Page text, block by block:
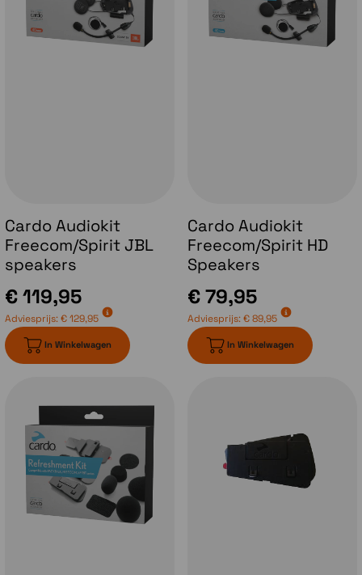
Cardo Audiokit
Freecom/Spirit JBL
speakers
€ 119,95
Adviesprijs:€ 129,95
In Winkelwagen
Cardo Audiokit
Freecom/Spirit HD
Speakers
€ 79,95
Adviesprijs:€ 89,95
In Winkelwagen